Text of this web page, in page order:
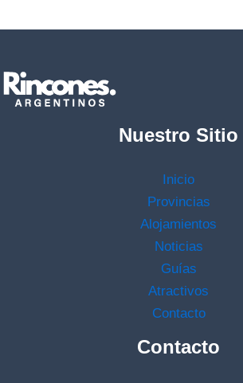
Nuestro Sitio
Inicio
Provincias
Alojamientos
Noticias
Guías
Atractivos
Contacto
Contacto